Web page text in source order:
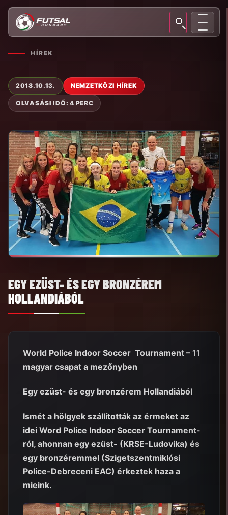
HÍREK
2018.10.13. NEMZETKÖZI HÍREK
OLVASÁSI IDŐ: 4 PERC
EGY EZÜST- ÉS EGY BRONZÉREM
HOLLANDIÁBÓL
World Police Indoor Soccer Tournament – 11
magyar csapat a mezőnyben
Egy ezüst- és egy bronzérem Hollandiából
Ismét a hölgyek szállították az érmeket az
idei Word Police Indoor Soccer Tournament-
ról, ahonnan egy ezüst- (KRSE-Ludovika) és
egy bronzéremmel (Szigetszentmiklósi
Police-Debreceni EAC) érkeztek haza a
mieink.